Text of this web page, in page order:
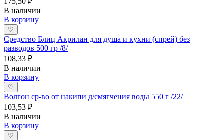
В наличии
В корзину
♡
Средство Блиц Акрилан для душа и кухни (спрей) без
разводов 500 гр /8/
108,33 ₽
В наличии
В корзину
♡
Волгон ср-во от накипи д/смягчения воды 550 г /22/
103,53 ₽
В наличии
В корзину
♡